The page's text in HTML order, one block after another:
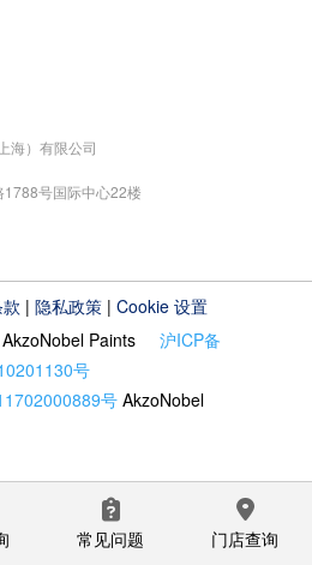
海）有限公司
1788号国际中心22楼
|隐私政策 |Cookie 设置
AkzoNobel Paints沪ICP备
号
号 AkzoNobel
常见问题 门店查询